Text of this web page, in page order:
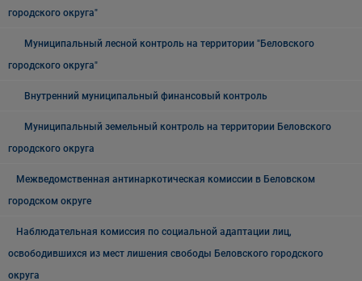
городского округа"
Муниципальный лесной контроль на территории "Беловского
городского округа"
Внутренний муниципальный финансовый контроль
Муниципальный земельный контроль на территории Беловского
городского округа
Межведомственная антинаркотическая комиссии в Беловском
городском округе
Наблюдательная комиссия по социальной адаптации лиц,
освободившихся из мест лишения свободы Беловского городского
округа